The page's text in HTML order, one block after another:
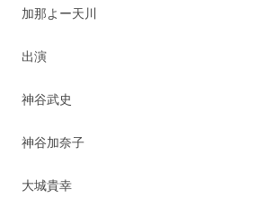
加那よー天川
出演
神谷武史
神谷加奈子
大城貴幸